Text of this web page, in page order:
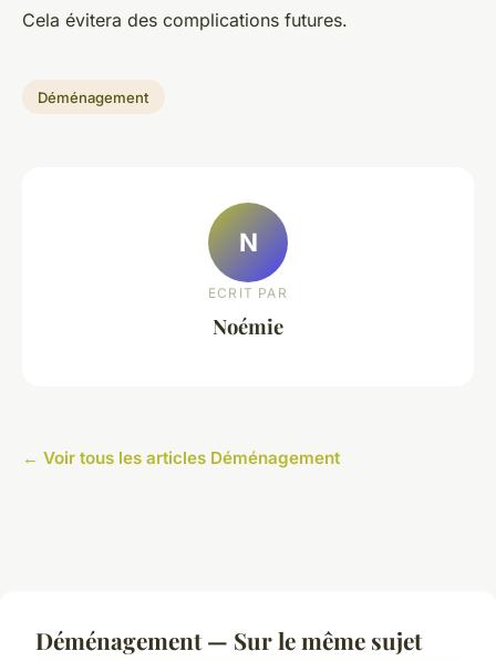
Cela évitera des complications futures.
Déménagement
N
ECRIT PAR
Noémie
← Voir tous les articles Déménagement
Déménagement — Sur le même sujet